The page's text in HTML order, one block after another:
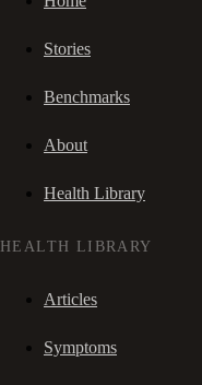
Stories
Benchmarks
About
Health Library
HEALTH LIBRARY
Articles
Symptoms